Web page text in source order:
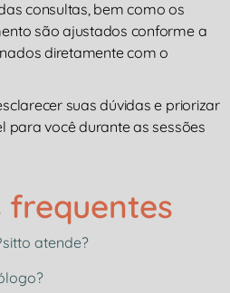
consultas, bem como os
são ajustados conforme a
diretamente com o
suas dúvidas e priorizar
para você durante as sessões
frequentes
atende?